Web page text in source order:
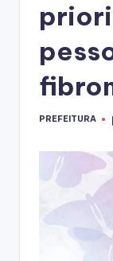
Posted
PREFEITURA